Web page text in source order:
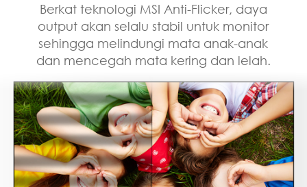
Berkat teknologi MSI Anti-Flicker, daya
output akan selalu stabil untuk monitor
sehingga melindungi mata anak-anak
dan mencegah mata kering dan lelah.